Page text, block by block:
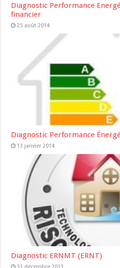
Diagnostic Performance
financier
25 août 2014
Diagnostic Performance
13 janvier 2014
Diagnostic ERNMT (ERNT)
31 décembre 2013